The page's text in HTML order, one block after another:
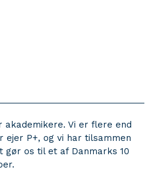
akademikere. Vi er flere end
ejer P+, og vi har tilsammen
gør os til et af Danmarks 10